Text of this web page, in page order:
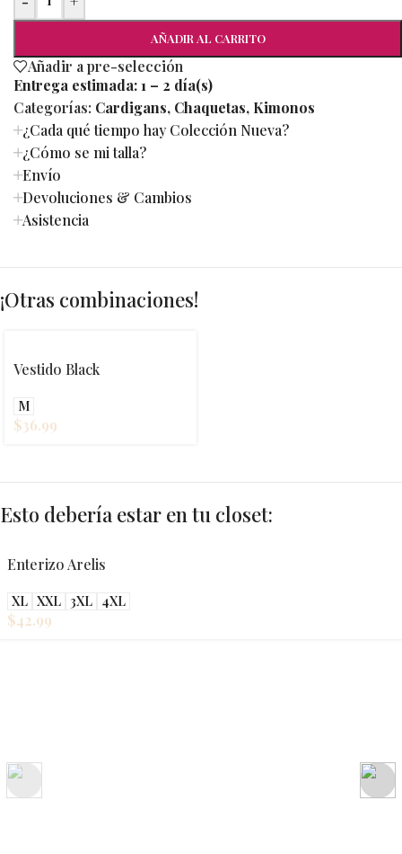
AÑADIR AL CARRITO
Añadir a pre-selección
Entrega estimada:1 – 2 día(s)
Categorías: Cardigans, Chaquetas, Kimonos
¿Cada qué tiempo hay Colección Nueva?
¿Cómo se mi talla?
Envío
Devoluciones & Cambios
Asistencia
¡Otras combinaciones!
Vestido Black
M
$36.99
Esto debería estar en tu closet:
Enterizo Arelis
XL XXL 3XL 4XL
$42.99